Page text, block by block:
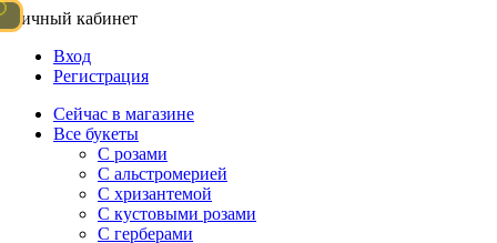
Личный кабинет
Вход
Регистрация
Сейчас в магазине
Все букеты
C розами
С альстромерией
С хризантемой
С кустовыми розами
С герберами